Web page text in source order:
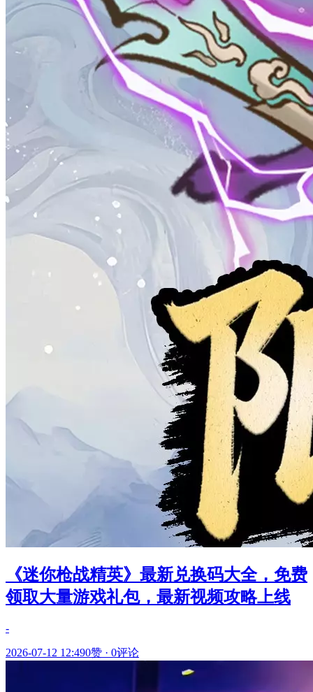
《迷你枪战精英》最新兑换码大全，免费
领取大量游戏礼包，最新视频攻略上线
-
2026-07-12 12:490赞 · 0评论